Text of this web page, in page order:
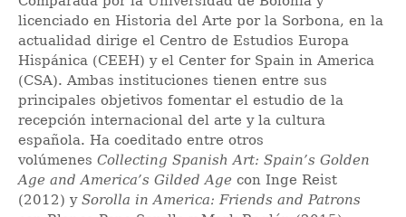
licenciado en Historia del Arte por la Sorbona, en la
actualidad dirige el Centro de Estudios Europa
Hispánica (CEEH) y el Center for Spain in America
(CSA). Ambas instituciones tienen entre sus
principales objetivos fomentar el estudio de la
recepción internacional del arte y la cultura
española. Ha coeditado entre otros
volúmenes Collecting Spanish Art: Spain’s Golden
Age and America’s Gilded Age con Inge Reist
(2012) y Sorolla in America: Friends and Patrons